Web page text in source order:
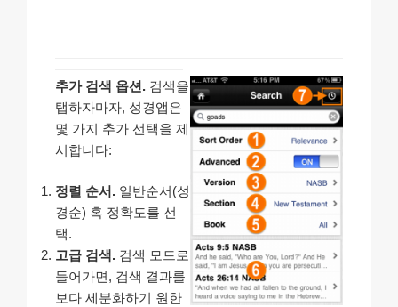
추가 검색 옵션. 검색을
탭하자마자, 성경앱은
몇 가지 추가 선택을 제
시합니다:
정렬 순서. 일반순서(성
경순) 혹 정확도를 선
택.
고급 검색. 검색 모드로
들어가면, 검색 결과를
보다 세분화하기 원한